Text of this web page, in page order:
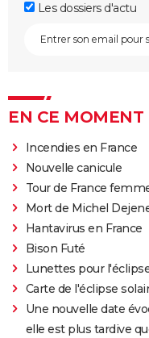
Les dossiers d'actu
EN CE MOMENT
Incendies en France
Nouvelle canicule
Tour de France
Mort de Michel
Hantavirus en France
Bison Futé
Lunettes pour
Carte de l'éclipse
Une nouvelle date
elle est plus tardive